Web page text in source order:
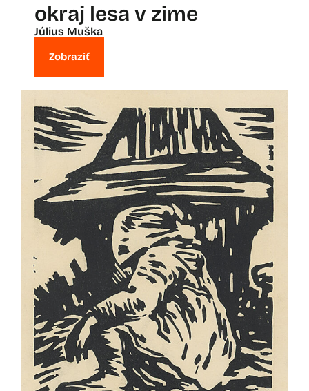
okraj lesa v zime
Július Muška
Zobraziť